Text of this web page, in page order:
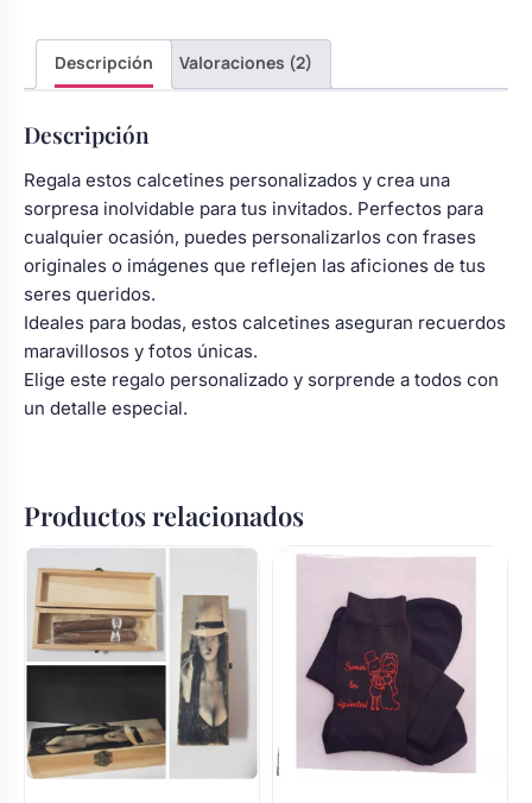
Descripción Valoraciones (2)
Descripción
Regala estos calcetines personalizados y crea una
sorpresa inolvidable para tus invitados. Perfectos para
cualquier ocasión, puedes personalizarlos con frases
originales o imágenes que reflejen las aficiones de tus
seres queridos.
Ideales para bodas, estos calcetines aseguran recuerdos
maravillosos y fotos únicas.
Elige este regalo personalizado y sorprende a todos con
un detalle especial.
Productos relacionados